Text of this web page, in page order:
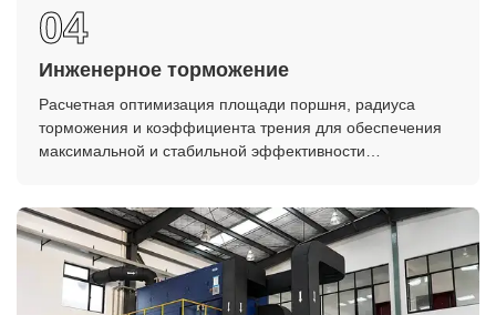
04
Инженерное торможение
Расчетная оптимизация площади поршня, радиуса
торможения и коэффициента трения для обеспечения
максимальной и стабильной эффективности